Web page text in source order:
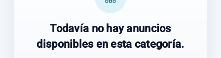
Todavía no hay anuncios
disponibles en esta categoría.